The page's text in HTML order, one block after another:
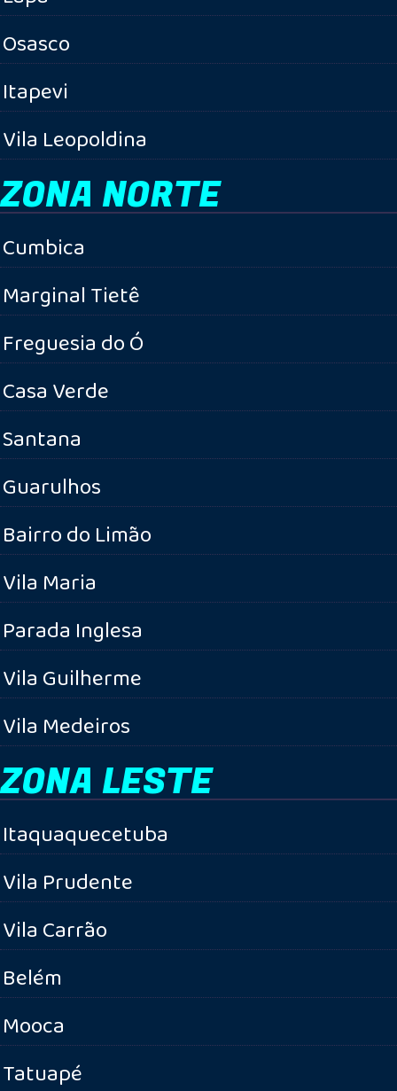
Osasco
Itapevi
Vila Leopoldina
ZONA NORTE
Cumbica
Marginal Tietê
Freguesia do Ó
Casa Verde
Santana
Guarulhos
Bairro do Limão
Vila Maria
Parada Inglesa
Vila Guilherme
Vila Medeiros
ZONA LESTE
Itaquaquecetuba
Vila Prudente
Vila Carrão
Belém
Mooca
Tatuapé